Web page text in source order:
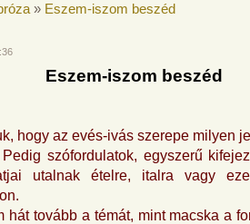
» Eszem-iszom beszéd
Eszem-iszom beszéd
hogy az evés-ivás szerepe milyen
szófordulatok, egyszerű
utalnak ételre, italra vagy
hát tovább a témát, mint macska a